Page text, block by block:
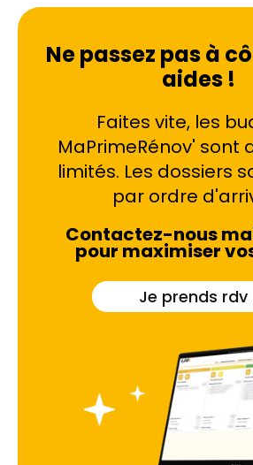
Ne passez pas à
aides !
Faites vite, les
MaPrimeRénov' sont
limités. Les dossiers
par ordre
Contactez-nous
pour maximiser
Je prends rdv